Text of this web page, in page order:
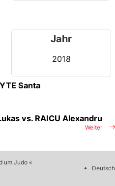
Jahr
2018
Santa
Weiter
vs. RAICU Alexandru
um Judo «
Deutsch